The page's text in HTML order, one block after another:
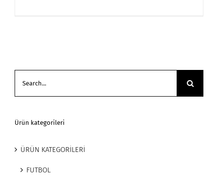
Ürün kategorileri
ÜRÜN KATEGORİLERİ
FUTBOL